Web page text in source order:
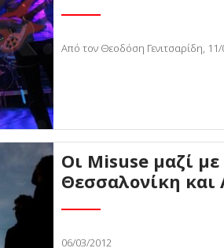
Από τον Θεοδόση Γενιτσαρίδη,
Οι Misuse μαζί
Θεσσαλονίκη και
06/03/2012